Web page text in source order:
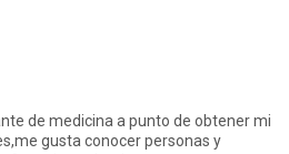
de medicina a punto de obtener mi
gusta conocer personas y